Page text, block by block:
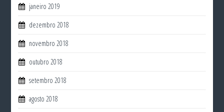
janeiro 2019
dezembro 2018
novembro 2018
outubro 2018
setembro 2018
agosto 2018